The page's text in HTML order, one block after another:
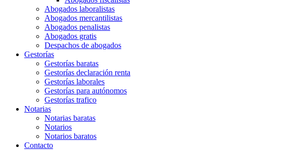
Abogados laboralistas
Abogados mercantilistas
Abogados penalistas
Abogados gratis
Despachos de abogados
Gestorías
Gestorías baratas
Gestorías declaración renta
Gestorías laborales
Gestorías para autónomos
Gestorías trafico
Notarias
Notarias baratas
Notarios
Notarios baratos
Contacto